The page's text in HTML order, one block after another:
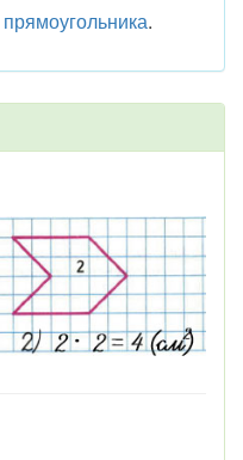
прямоугольника.